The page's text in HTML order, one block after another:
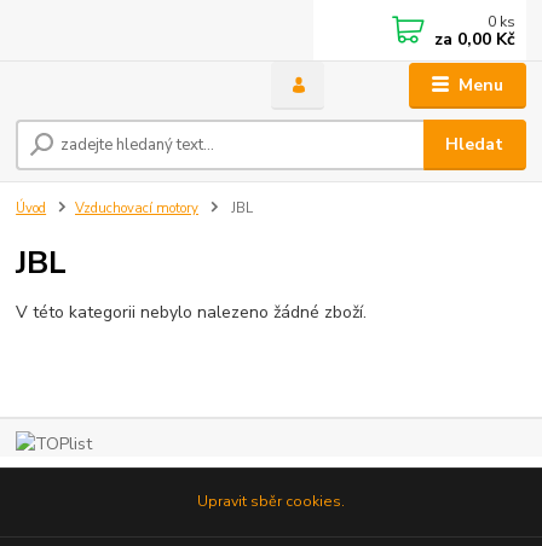
Menu
Hledat
0 ks
za 0,00 Kč
Úvod Vzduchovací motory JBL
JBL
V této kategorii nebylo nalezeno žádné zboží.
Upravit sběr cookies.